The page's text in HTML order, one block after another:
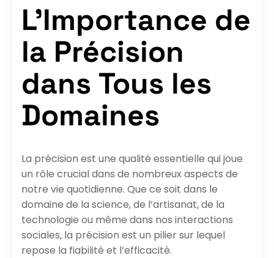
L’Importance de
la Précision
dans Tous les
Domaines
La précision est une qualité essentielle qui joue
un rôle crucial dans de nombreux aspects de
notre vie quotidienne. Que ce soit dans le
domaine de la science, de l’artisanat, de la
technologie ou même dans nos interactions
sociales, la précision est un pilier sur lequel
repose la fiabilité et l’efficacité.